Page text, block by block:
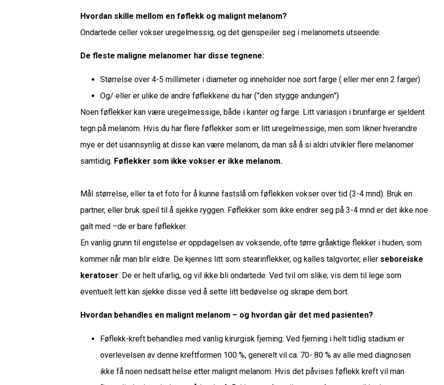
Hvordan skille mellom en føflekk og malignt melanom?
Ondartede celler vokser uregelmessig, og det gjenspeiler seg i melanomets utseende:
De fleste maligne melanomer har disse tegnene:
Størrelse over 4-5 millimeter i diameter og inneholder noe sort farge ( eller mer enn 2 farger)
Og/ eller er ulike de andre føflekkene du har (”den stygge andungen”)
Noen føflekker kan være uregelmessige, både i kanter og farge. Litt variasjon i brunfarge er sjeldent
tegn på melanom. Hvis du har flere føflekker som er litt uregelmessige, men som likner hverandre
mye er det usannsynlig at disse kan være melanom, da man så å si aldri utvikler flere melanomer
samtidig. Føflekker som ikke vokser er ikke melanom.
Mål størrelse, eller ta et foto for å kunne fastslå om føflekken vokser over tid (3-4 mnd). Bruk en
partner, eller bruk speil til å sjekke ryggen. Føflekker som ikke endrer seg på 3-4 mnd er det ikke noe
galt med –de er bare føflekker.
En vanlig grunn til engstelse er oppdagelsen av voksende, ofte tørre gråaktige flekker i huden, som
kommer når man blir eldre. De kjennes litt som stearinflekker, og kalles talgvorter, eller seboreiske
keratoser. De er helt ufarlig, og vil ikke bli ondartede. Ved tvil om slike; vis dem til lege som
eventuelt lett kan sjekke disse ved å sette litt bedøvelse og skrape dem bort.
Hvordan behandles en malignt melanom – og hvordan går det med pasienten?
Føflekk-kreft behandles med vanlig kirurgisk fjerning. Ved fjerning i helt tidlig stadium er
overlevelsen av denne kreftformen 100 %, generelt vil ca. 70- 80 % av alle med diagnosen
ikke få noen nedsatt helse etter malignt melanom. Hvis det påvises føflekk kreft vil man